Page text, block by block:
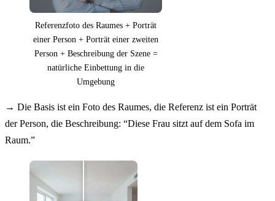
Referenzfoto des Raumes + Porträt
einer Person + Porträt einer zweiten
Person + Beschreibung der Szene =
natürliche Einbettung in die
Umgebung
→ Die Basis ist ein Foto des Raumes, die Referenz ist ein Porträt
der Person, die Beschreibung: “Diese Frau sitzt auf dem Sofa im
Raum.”